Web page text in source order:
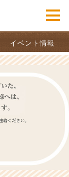
イベント情報